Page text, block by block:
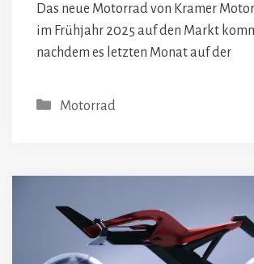
Das neue Motorrad von Kramer
im Frühjahr 2025 auf den Markt
nachdem es letzten Monat auf der
Kategorien
Motorrad